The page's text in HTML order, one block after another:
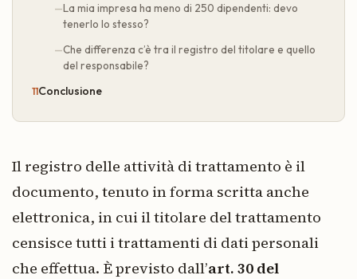
La mia impresa ha meno di 250 dipendenti: devo
tenerlo lo stesso?
Che differenza c’è tra il registro del titolare e quello
del responsabile?
Conclusione
Il registro delle attività di trattamento è il
documento, tenuto in forma scritta anche
elettronica, in cui il titolare del trattamento
censisce tutti i trattamenti di dati personali
che effettua. È previsto dall’art. 30 del